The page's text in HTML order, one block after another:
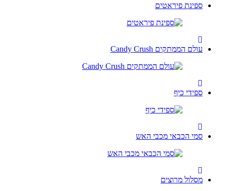
ספינת פיראטים
עולם הממתקים Candy Crush
ספידי כיף
סמי הכבאי מכבי האש
מסלול מרוצים